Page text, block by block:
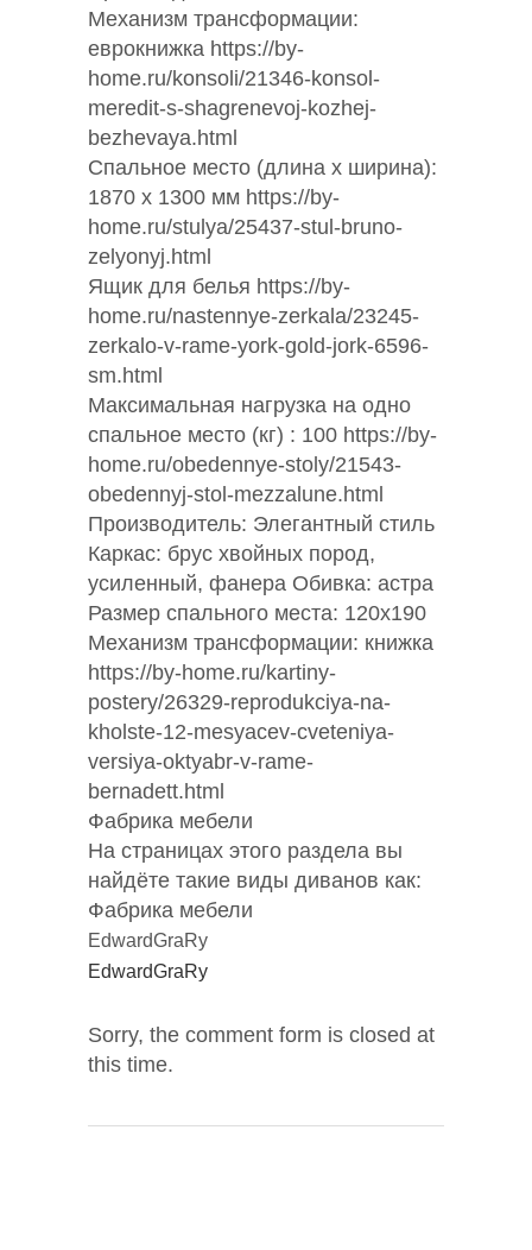
Механизм трансформации:
еврокнижка https://by-
home.ru/konsoli/21346-konsol-
meredit-s-shagrenevoj-kozhej-
bezhevaya.html
Спальное место (длина х ширина):
1870 х 1300 мм https://by-
home.ru/stulya/25437-stul-bruno-
zelyonyj.html
Ящик для белья https://by-
home.ru/nastennye-zerkala/23245-
zerkalo-v-rame-york-gold-jork-6596-
sm.html
Максимальная нагрузка на одно
спальное место (кг) : 100 https://by-
home.ru/obedennye-stoly/21543-
obedennyj-stol-mezzalune.html
Производитель: Элегантный стиль
Каркас: брус хвойных пород,
усиленный, фанера Обивка: астра
Размер спального места: 120х190
Механизм трансформации: книжка
https://by-home.ru/kartiny-
postery/26329-reprodukciya-na-
kholste-12-mesyacev-cveteniya-
versiya-oktyabr-v-rame-
bernadett.html
Фабрика мебели
На страницах этого раздела вы
найдёте такие виды диванов как:
Фабрика мебели
EdwardGraRy
EdwardGraRy
Sorry, the comment form is closed at
this time.